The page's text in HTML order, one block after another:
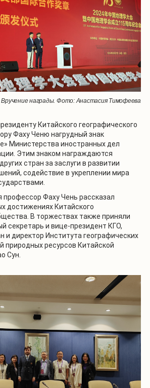
Вручение награды. Фото: Анастасия Тимофеева
Китайского географического
Фаху Ченю нагрудный знак
Министерства иностранных дел
Этим знаком награждаются
стран за заслуги в развитии
содействие в укреплении мира
профессор Фаху Чень рассказал
достижениях Китайского
В торжествах также приняли
секретарь и вице-президент КГО,
и директор Института географических
природных ресурсов Китайской
Сун.